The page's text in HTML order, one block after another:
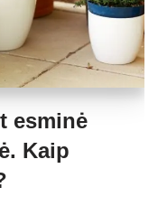
esminė
Kaip